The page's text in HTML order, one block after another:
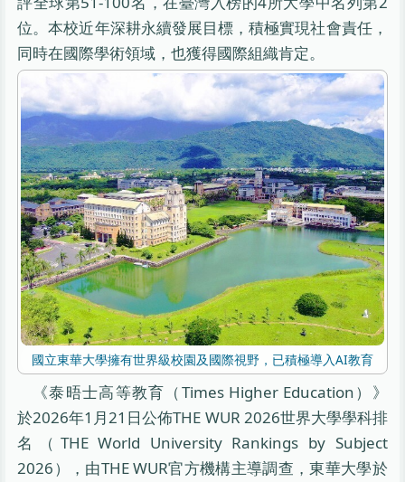
位。本校近年深耕永續發展目標，積極實現社會責任，
同時在國際學術領域，也獲得國際組織肯定。
國立東華大學擁有世界級校園及國際視野，已積極導入AI教育
《泰晤士高等教育（Times Higher Education）》
於2026年1月21日公佈THE WUR 2026世界大學學科排
名（THE World University Rankings by Subject
2026），由THE WUR官方機構主導調查，東華大學於